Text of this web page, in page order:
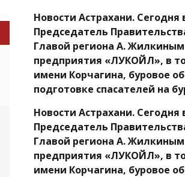
Новости Астрахани.
Председатель
Главой региона А.
предприятия «ЛУКОЙЛ», в
имени Корчагина, буровое
подготовке спасателей на
Новости Астрахани.
Председатель
Главой региона А.
предприятия «ЛУКОЙЛ», в
имени Корчагина, буровое